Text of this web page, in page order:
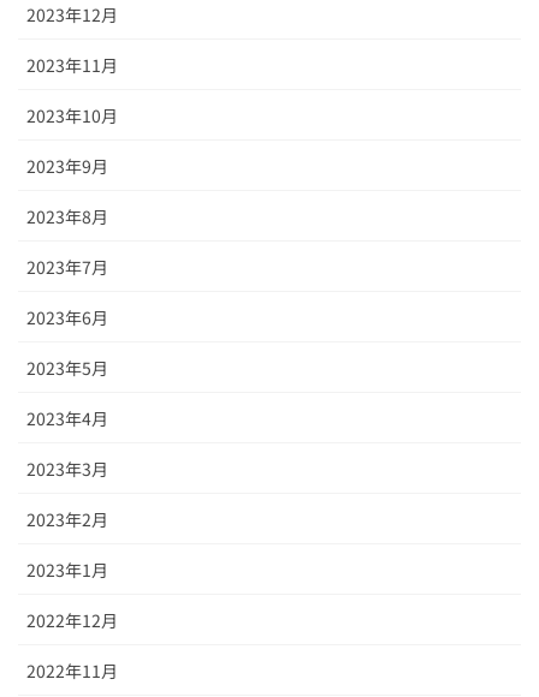
2023年12月
2023年11月
2023年10月
2023年9月
2023年8月
2023年7月
2023年6月
2023年5月
2023年4月
2023年3月
2023年2月
2023年1月
2022年12月
2022年11月